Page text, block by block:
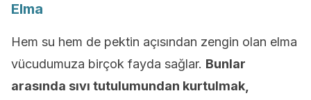
Elma
Hem su hem de pektin açısından zengin olan elma
vücudumuza birçok fayda sağlar. Bunlar
arasında sıvı tutulumundan kurtulmak,